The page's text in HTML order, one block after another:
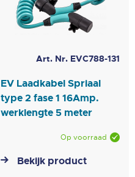
Art. Nr. EVC788-131
EV Laadkabel Spriaal
type 2 fase 1 16Amp.
werklengte 5 meter
Op voorraad
Bekijk product